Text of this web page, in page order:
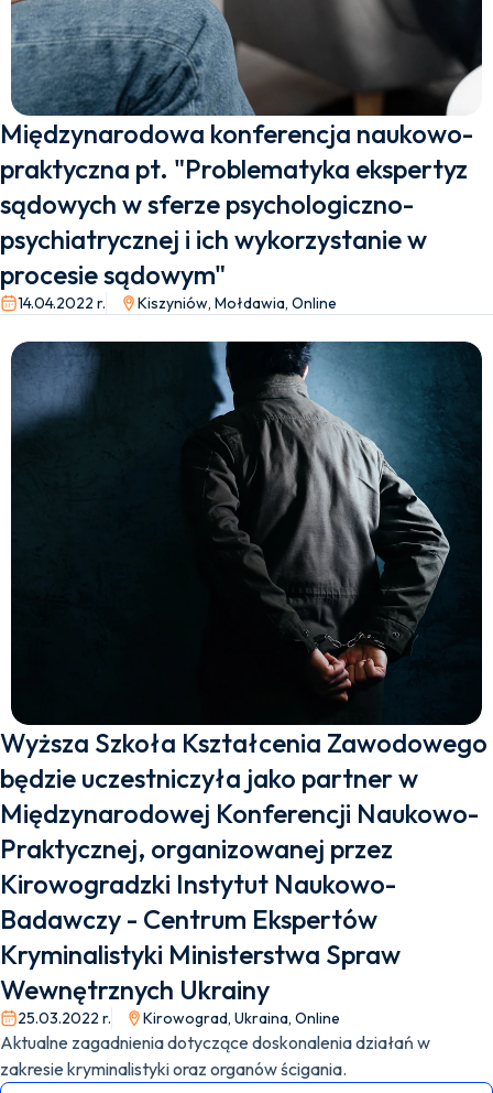
Międzynarodowa konferencja naukowo-
praktyczna pt. "Problematyka ekspertyz
sądowych w sferze psychologiczno-
psychiatrycznej i ich wykorzystanie w
procesie sądowym"
14.04.2022 r. Kiszyniów, Mołdawia, Online
Wyższa Szkoła Kształcenia Zawodowego
będzie uczestniczyła jako partner w
Międzynarodowej Konferencji Naukowo-
Praktycznej, organizowanej przez
Kirowogradzki Instytut Naukowo-
Badawczy - Centrum Ekspertów
Kryminalistyki Ministerstwa Spraw
Wewnętrznych Ukrainy
25.03.2022 r. Kirowograd, Ukraina, Online
Aktualne zagadnienia dotyczące doskonalenia działań w
zakresie kryminalistyki oraz organów ścigania.